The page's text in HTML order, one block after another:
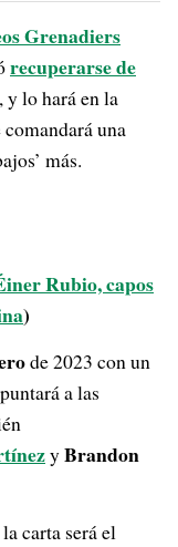
Grenadiers
recuperarse de
y lo hará en la
una
más.
Rubio, capos
)
de 2023 con un
a las
yBrandon
carta será el